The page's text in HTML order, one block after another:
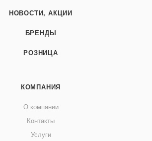
НОВОСТИ, АКЦИИ
БРЕНДЫ
РОЗНИЦА
КОМПАНИЯ
О компании
Контакты
Услуги